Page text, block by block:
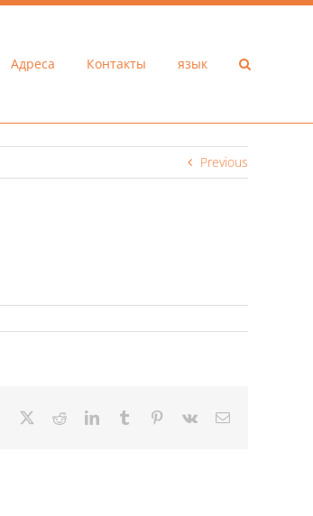
Адреса Контакты язык
Previous
Facebook RedditLinkedInTumblr Pinterest
Vk Email